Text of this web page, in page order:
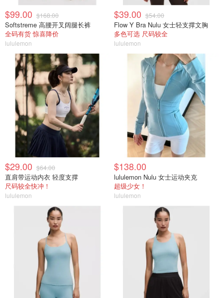
$99.00 $168.00
Softstreme 高腰开叉阔腿长裤
全码有货 惊喜降价
lululemon
$39.00 $54.00
Flow Y Bra Nulu 女士轻支撑文胸
多色可选 尺码较全
lululemon
$29.00 $64.00
直肩带运动内衣 轻度支撑
尺码较全快冲！
lululemon
$138.00
lululemon Nulu 女士运动夹克
超级少女！
lululemon